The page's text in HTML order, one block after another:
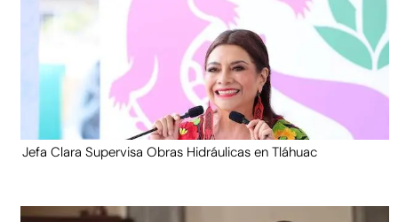
Jefa Clara Supervisa Obras Hidráulicas en Tláhuac